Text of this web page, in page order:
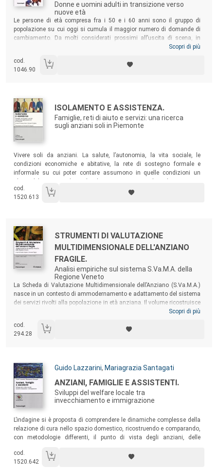
Donne e uomini adulti in transizione verso
nuove età
Sommario:
Le persone di età compresa fra i 50 e i 60 anni sono il gruppo di
popolazione su cui oggi si cumula il maggior numero di domande di
cambiamento. Da molti considerati prossimi all’uscita di scena, in
realtà sono sempre più una componente strategica della popolazione.
intendimenti di questo segmento crescente della popolazione,
contribuendo a promuovere nuovi orientamenti d’analisi sui processi di
Scopri di più
cod.
1046.90
Autori:
Titolo:
ISOLAMENTO E ASSISTENZA.
Famiglie, reti di aiuto e servizi: una ricerca
sugli anziani soli in Piemonte
Sommario:
Vivere soli da anziani. La salute, l’autonomia, la vita sociale, le
condizioni economiche e abitative, la rete di sostegno formale e
informale su cui poter contare assumono in quelle condizioni un
indagine, condotta su un campione di circa 1300 anziani
ultrasettantacinquenni che al momento dell’intervista vivevano soli.
cod.
1520.613
Autori:
Titolo:
STRUMENTI DI VALUTAZIONE
MULTIDIMENSIONALE DELL'ANZIANO
FRAGILE.
Analisi empiriche sul sistema S.Va.M.A. della
Regione Veneto
Sommario:
La Scheda di Valutazione Multidimensionale dell’Anziano (S.Va.M.A.)
nasce in un contesto di ammodernamento e adattamento del sistema
dei servizi rivolti alla popolazione in età anziana. Il volume ricostruisce
il percorso di implementazione della scheda S.Va.M.A. in Regione
strumento. Sono poi presentate alcune delle più importanti analisi
svolte da Synergia nell’iter pluriennale di affinamento della S.Va.M.A.
Scopri di più
cod.
294.28
Autori:
Guido Lazzarini, Mariagrazia Santagati
Titolo:
ANZIANI, FAMIGLIE E ASSISTENTI.
Sviluppi del welfare locale tra
invecchiamento e immigrazione
L’indagine si è proposta di comprendere le dinamiche complesse della
relazione di cura nello spazio domestico, ricostruendo e comparando,
con metodologie differenti, il punto di vista degli anziani, delle
l’obiettivo di avviare una sperimentazione di buone pratiche di
intermediazione nell’incontro tra domanda e offerta.
cod.
1520.642